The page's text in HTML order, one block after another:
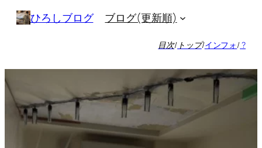
キ
ッ
プ
ひろしブログ ブログ(更新順)
目次/ トップ/インフォ/?